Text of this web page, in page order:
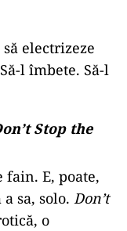
electrizeze
l îmbete. Să-l
Stop the
fain. E, poate,
sa, solo. Don’t
o